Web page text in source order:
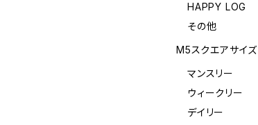
HAPPY LOG
その他
M5スクエアサイズ
マンスリー
ウィークリー
デイリー